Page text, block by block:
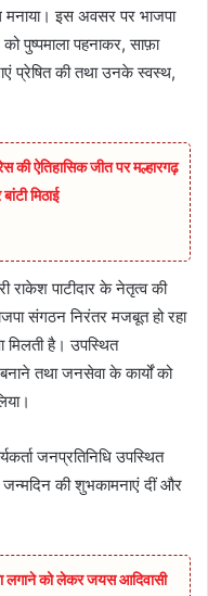
मनाया। इस अवसर पर भाजपा
को पुष्पमाला पहनाकर, साफ़ा
प्रेषित की तथा उनके स्वस्थ,
की ऐतिहासिक जीत पर मल्हारगढ़
मिठाई
राकेश पाटीदार के नेतृत्व की
संगठन निरंतर मजबूत हो रहा
मिलती है। उपस्थित
तथा जनसेवा के कार्यों को
जनप्रतिनिधि उपस्थित
की शुभकामनाएं दीं और
लगाने को लेकर जयस आदिवासी